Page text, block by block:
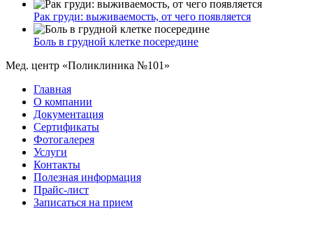
Рак груди: выживаемость, от чего появляется
Боль в грудной клетке посередине
Мед. центр «Поликлиника №101»
Главная
О компании
Документация
Сертификаты
Фотогалерея
Услуги
Контакты
Полезная информация
Прайс-лист
Записаться на прием